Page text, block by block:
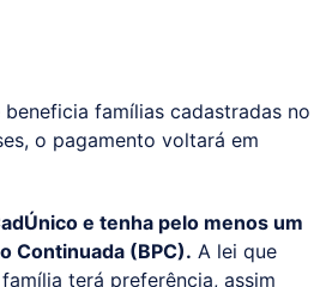
famílias cadastradas no
o pagamento voltará em
e tenha pelo menos um
Continuada (BPC). A lei que
terá preferência, assim